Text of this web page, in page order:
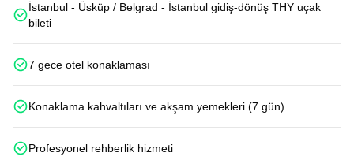
İstanbul - Üsküp / Belgrad - İstanbul gidiş-dönüş THY uçak
bileti
7 gece otel konaklaması
Konaklama kahvaltıları ve akşam yemekleri (7 gün)
Profesyonel rehberlik hizmeti